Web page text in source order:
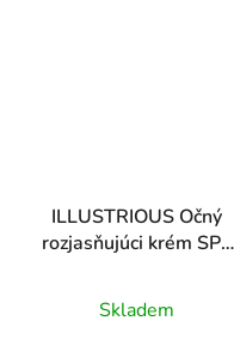
ILLUSTRIOUS Očný
rozjasňujúci krém SPF
hodnotenie
Skladem